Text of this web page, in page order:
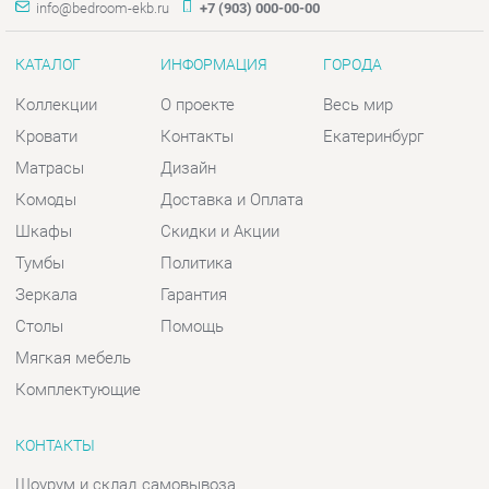
Матрасы
Комоды
Шкафы
Тумбы
Зеркала
Дизайн
Доставка и Оплата
Скидки и Акции
Политика
Гарантия
КОНТАКТЫ
Шоурум и склад самовывоза
Базовый, 47
Телефон: +7 (903) 000-00-00